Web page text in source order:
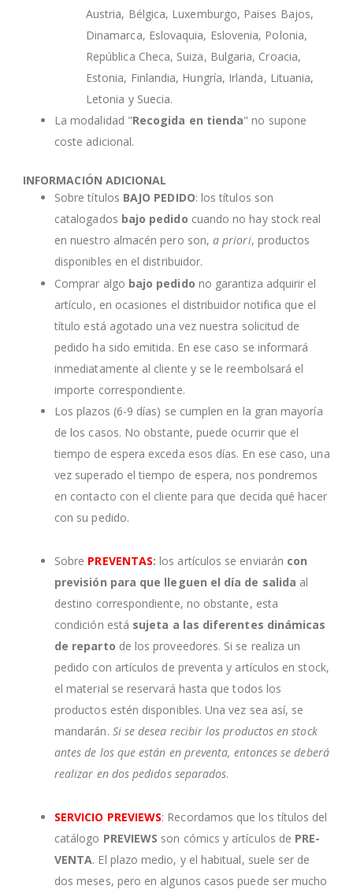
Austria, Bélgica, Luxemburgo, Paises Bajos,
Dinamarca, Eslovaquia, Eslovenia, Polonia,
República Checa, Suiza, Bulgaria, Croacia,
Estonia, Finlandia, Hungría, Irlanda, Lituania,
Letonia y Suecia.
La modalidad "Recogida en tienda" no supone
coste adicional.
INFORMACIÓN ADICIONAL
Sobre títulos BAJO PEDIDO: los títulos son
catalogados bajo pedido cuando no hay stock real
en nuestro almacén pero son,a priori, productos
disponibles en el distribuidor.
Comprar algo bajo pedido no garantiza adquirir el
artículo, en ocasiones el distribuidor notifica que el
título está agotado una vez nuestra solicitud de
pedido ha sido emitida. En ese caso se informará
inmediatamente al cliente y se le reembolsará el
importe correspondiente.
Los plazos (6-9 días) se cumplen en la gran mayoría
de los casos. No obstante, puede ocurrir que el
tiempo de espera exceda esos días. En ese caso, una
vez superado el tiempo de espera, nos pondremos
en contacto con el cliente para que decida qué hacer
con su pedido.
Sobre PREVENTAS:los artículos se enviarán con
previsión para que lleguen el día de salida al
destino correspondiente, no obstante, esta
condición está sujeta a las diferentes dinámicas
de reparto de los proveedores. Si se realiza un
pedido con artículos de preventa y artículos en stock,
el material se reservará hasta que todos los
productos estén disponibles. Una vez sea así, se
mandarán. Si se desea recibir los productos en stock
antes de los que están en preventa, entonces se deberá
realizar en dos pedidos separados.
SERVICIO PREVIEWS: Recordamos que los títulos del
catálogo PREVIEWS son cómics y artículos de PRE-
VENTA. El plazo medio, y el habitual, suele ser de
dos meses, pero en algunos casos puede ser mucho